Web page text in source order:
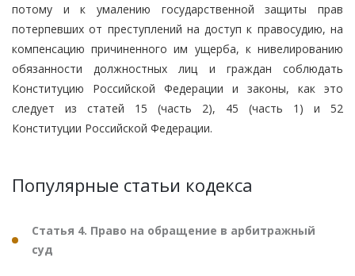
потому и к умалению государственной защиты прав
потерпевших от преступлений на доступ к правосудию, на
компенсацию причиненного им ущерба, к нивелированию
обязанности должностных лиц и граждан соблюдать
Конституцию Российской Федерации и законы, как это
следует из статей 15 (часть 2), 45 (часть 1) и 52
Конституции Российской Федерации.
Популярные статьи кодекса
Статья 4. Право на обращение в арбитражный
суд